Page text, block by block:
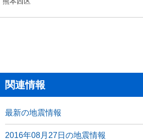
関連情報
最新の地震情報
2016年08月27日の地震情報